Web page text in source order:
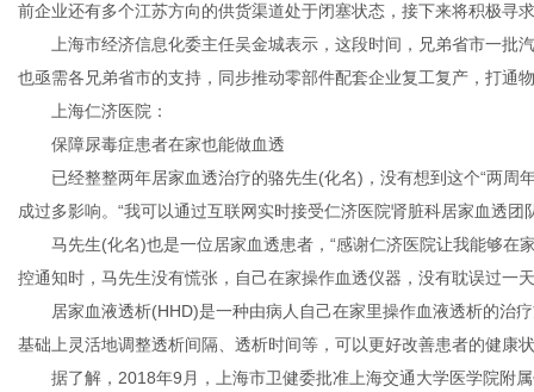
前企业还有多个江苏方向的供货渠道处于闭塞状态，接下来将积极寻
上海市经济信息化委主任吴金城表示，这段时间，兄弟省市一批
也亟需各兄弟省市的支持，同步推动零部件配套企业复工复产，打通
上海仁济医院：
保障尿毒症患者在家也能做血透
已经整整两年居家血透治疗的骆先生(化名)，没有想到这个“两周
成过多影响。“我可以通过互联网实时接受仁济医院肾脏科居家血透团
马先生(化名)也是一位居家血透患者，“感谢仁济医院让我能够在
控通知时，马先生没有慌张，自己在家操作血透仪器，没有耽误过一
居家血液透析(HHD)是一种由病人自己在家里操作血液透析的治
基础上灵活地调整透析间隔、透析时间等，可以更好改善患者的健康
据了解，2018年9月，上海市卫健委批准上海交通大学医学院附属